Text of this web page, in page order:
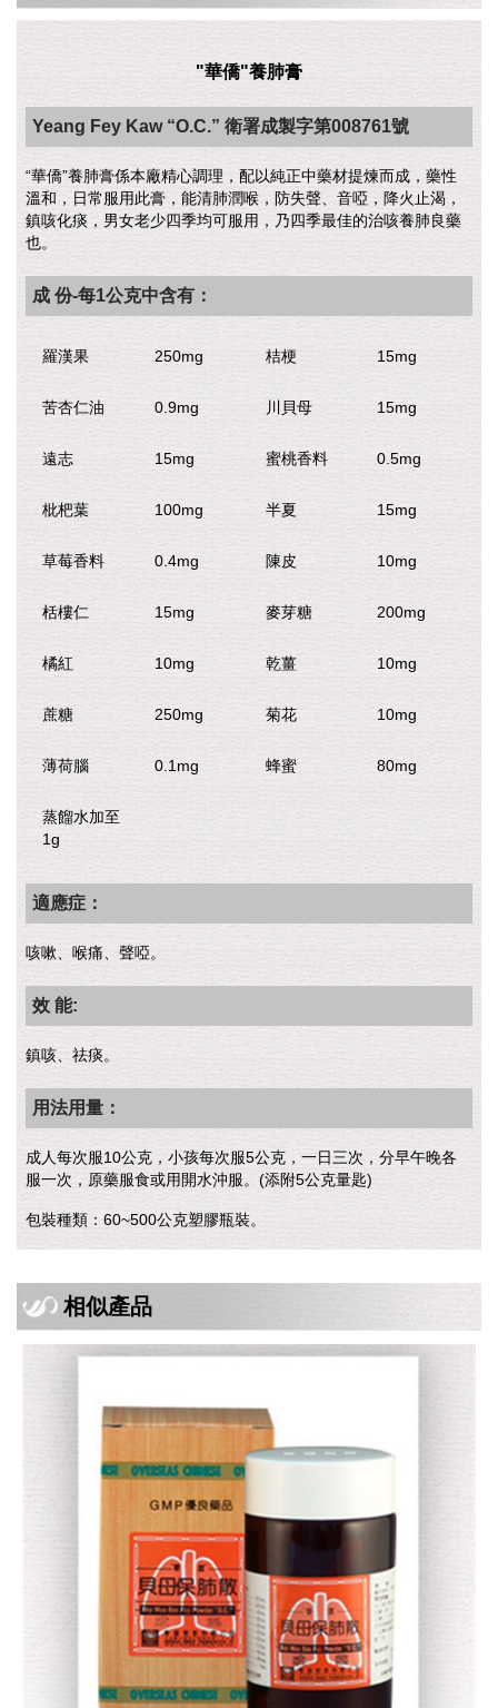
"華僑"養肺膏
Yeang Fey Kaw “O.C.” 衛署成製字第008761號
“華僑”養肺膏係本廠精心調理，配以純正中藥材提煉而成，藥性
溫和，日常服用此膏，能清肺潤喉，防失聲、音啞，降火止渴，
鎮咳化痰，男女老少四季均可服用，乃四季最佳的治咳養肺良藥
也。
成 份-每1公克中含有：
羅漢果 250mg 桔梗 15mg
苦杏仁油 0.9mg 川貝母 15mg
遠志 15mg 蜜桃香料 0.5mg
枇杷葉 100mg 半夏 15mg
草莓香料 0.4mg 陳皮 10mg
栝樓仁 15mg 麥芽糖 200mg
橘紅 10mg 乾薑 10mg
蔗糖 250mg 菊花 10mg
薄荷腦 0.1mg 蜂蜜 80mg
蒸餾水加至
1g
適應症：
咳嗽、喉痛、聲啞。
效 能:
鎮咳、祛痰。
用法用量：
成人每次服10公克，小孩每次服5公克，一日三次，分早午晚各
服一次，原藥服食或用開水沖服。(添附5公克量匙)
包裝種類：60~500公克塑膠瓶裝。
相似產品